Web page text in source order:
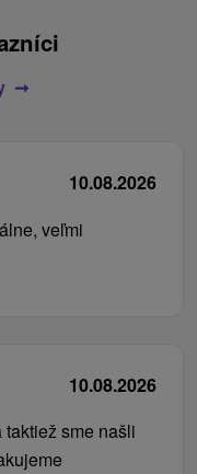
10.08.2026
veľmi
10.08.2026
sme našli